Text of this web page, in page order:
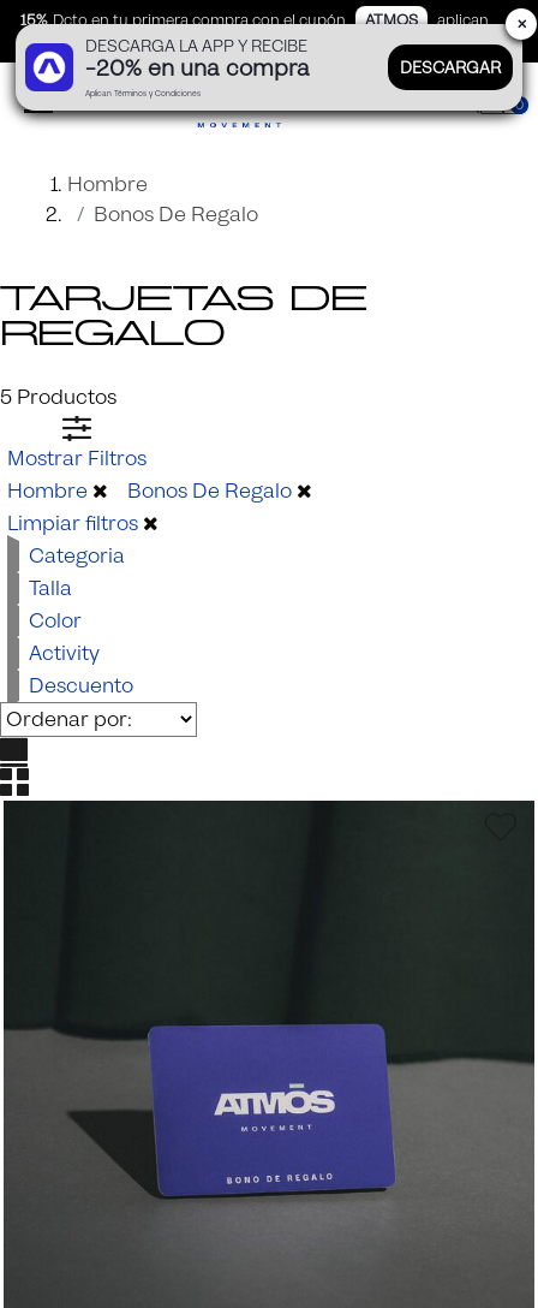
15% Dcto en tu primera compra con el cupón ATMOS
aplican
TyC
0
Hombre
Bonos De Regalo
Tarjetas de
regalo
5 Productos
Mostrar Filtros
Hombre
Bonos De Regalo
Limpiar filtros
Categoria
Talla
Color
Activity
Descuento
DESCARGA LA APP Y RECIBE
-20% en una compra
Aplican Términos y Condiciones
DESCARGAR
✕